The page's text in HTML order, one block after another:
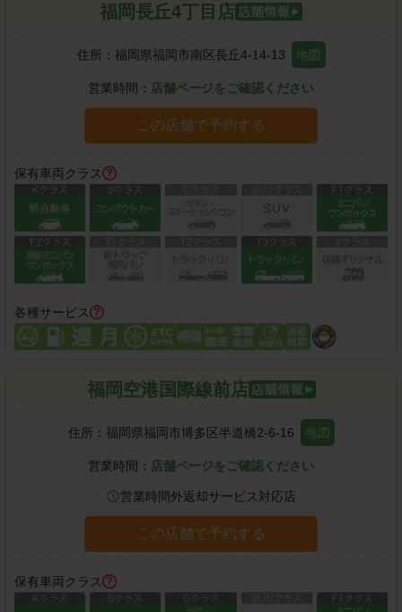
福岡長丘4丁目店
住所： 福岡県福岡市南区長丘4-14-13 地図
営業時間： 店舗ページをご確認ください
この店舗で予約する
保有車両クラス
各種サービス
福岡空港国際線前店
住所： 福岡県福岡市博多区半道橋2-6-16 地図
営業時間： 店舗ページをご確認ください
営業時間外返却サービス対応店
この店舗で予約する
保有車両クラス